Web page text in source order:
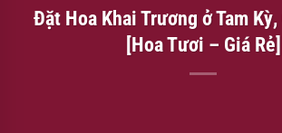
Đặt Hoa Khai Trương ở Tam Kỳ,
[Hoa Tươi – Giá Rẻ]